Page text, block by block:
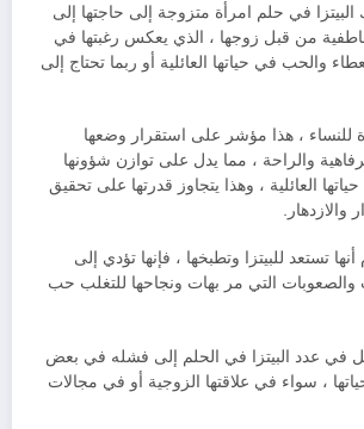
في حلم امرأة متزوجة إلى حاجتها إلى
من قبل زوجها ، الذي يعكس رغبتها في
والحب في حياتها العائلية أو ربما تحتاج إلى
للنساء ، هذا مؤشر على استقرار وضعها
والراحة ، مما يدل على توازن شؤونها
العائلية ، وهذا يتجاوز قدرتها على تحقيق
تستعد للبيتزا وتطبخها ، فإنها تؤدي إلى
والصعوبات التي مر بهات ونجاحها للتغلب حب
في عدد البيتزا في الحلم إلى فشله في بعض
، سواء في علاقتها الزوجية أو في مجالات